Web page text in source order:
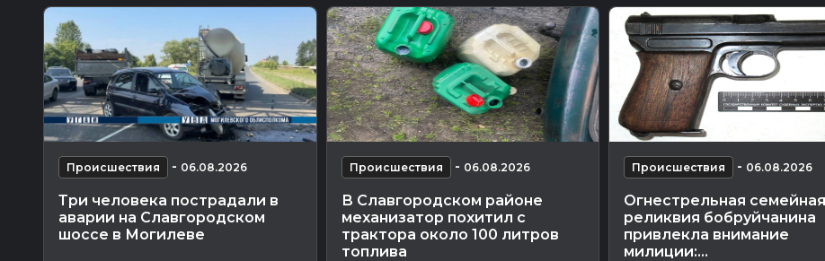
Происшествия - 06.08.2026
Три человека пострадали в
аварии на Славгородском
шоссе в Могилеве
Происшествия - 06.08.2026
В Славгородском районе
механизатор похитил с
трактора около 100 литров
топлива
Происшествия - 06.08.2026
Огнестрельная семейная
реликвия бобруйчанина
привлекла внимание
милиции:...